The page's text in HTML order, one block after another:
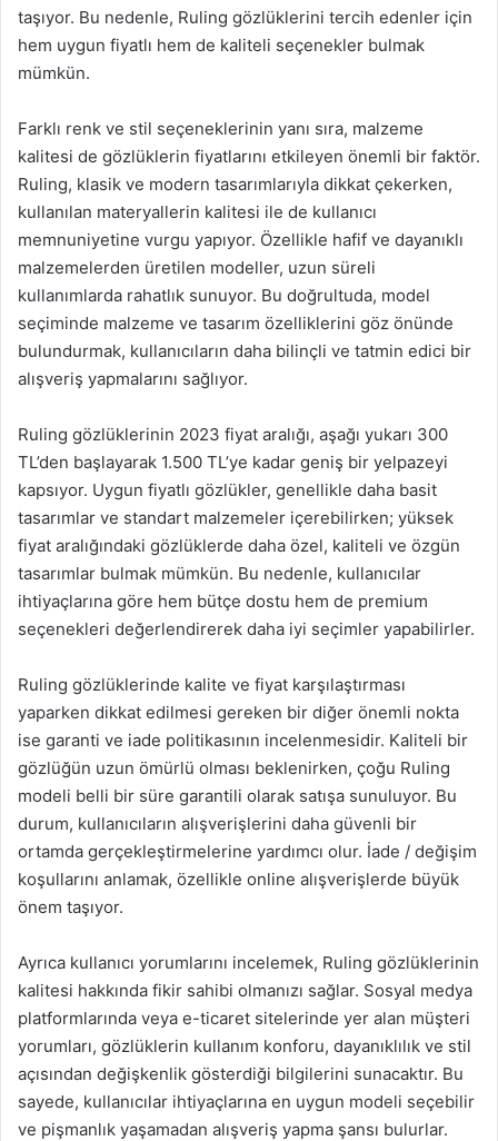
taşıyor. Bu nedenle, Ruling gözlüklerini tercih edenler için
hem uygun fiyatlı hem de kaliteli seçenekler bulmak
mümkün.
Farklı renk ve stil seçeneklerinin yanı sıra, malzeme
kalitesi de gözlüklerin fiyatlarını etkileyen önemli bir faktör.
Ruling, klasik ve modern tasarımlarıyla dikkat çekerken,
kullanılan materyallerin kalitesi ile de kullanıcı
memnuniyetine vurgu yapıyor. Özellikle hafif ve dayanıklı
malzemelerden üretilen modeller, uzun süreli
kullanımlarda rahatlık sunuyor. Bu doğrultuda, model
seçiminde malzeme ve tasarım özelliklerini göz önünde
bulundurmak, kullanıcıların daha bilinçli ve tatmin edici bir
alışveriş yapmalarını sağlıyor.
Ruling gözlüklerinin 2023 fiyat aralığı, aşağı yukarı 300
TL’den başlayarak 1.500 TL’ye kadar geniş bir yelpazeyi
kapsıyor. Uygun fiyatlı gözlükler, genellikle daha basit
tasarımlar ve standart malzemeler içerebilirken; yüksek
fiyat aralığındaki gözlüklerde daha özel, kaliteli ve özgün
tasarımlar bulmak mümkün. Bu nedenle, kullanıcılar
ihtiyaçlarına göre hem bütçe dostu hem de premium
seçenekleri değerlendirerek daha iyi seçimler yapabilirler.
Ruling gözlüklerinde kalite ve fiyat karşılaştırması
yaparken dikkat edilmesi gereken bir diğer önemli nokta
ise garanti ve iade politikasının incelenmesidir. Kaliteli bir
gözlüğün uzun ömürlü olması beklenirken, çoğu Ruling
modeli belli bir süre garantili olarak satışa sunuluyor. Bu
durum, kullanıcıların alışverişlerini daha güvenli bir
ortamda gerçekleştirmelerine yardımcı olur. İade / değişim
koşullarını anlamak, özellikle online alışverişlerde büyük
önem taşıyor.
Ayrıca kullanıcı yorumlarını incelemek, Ruling gözlüklerinin
kalitesi hakkında fikir sahibi olmanızı sağlar. Sosyal medya
platformlarında veya e-ticaret sitelerinde yer alan müşteri
yorumları, gözlüklerin kullanım konforu, dayanıklılık ve stil
açısından değişkenlik gösterdiği bilgilerini sunacaktır. Bu
sayede, kullanıcılar ihtiyaçlarına en uygun modeli seçebilir
ve pişmanlık yaşamadan alışveriş yapma şansı bulurlar.